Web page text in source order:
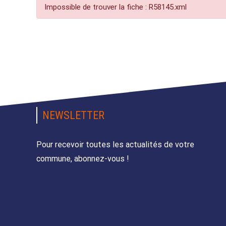
Impossible de trouver la fiche : R58145.xml
NEWSLETTER
Pour recevoir toutes les actualités de votre
commune, abonnez-vous !